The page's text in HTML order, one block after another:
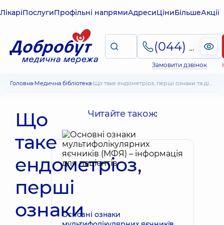
ЛікаріПослугиПрофільні напрямиАдресиЦіниБільшеАкції
(044) 495-2-888
Замовити дзвінок
Головна Медична бібліотека Що таке ендометріоз, перші ознаки та діагностика. Як лікують ендометріоз
Що
таке
ендометріоз,
перші
ознаки
Читайте також:
Основні ознаки